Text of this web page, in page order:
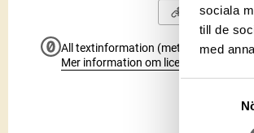
sociala
till de
med
Kopiera URI
All textinformation (metadata) på
Mer information om licenser hos